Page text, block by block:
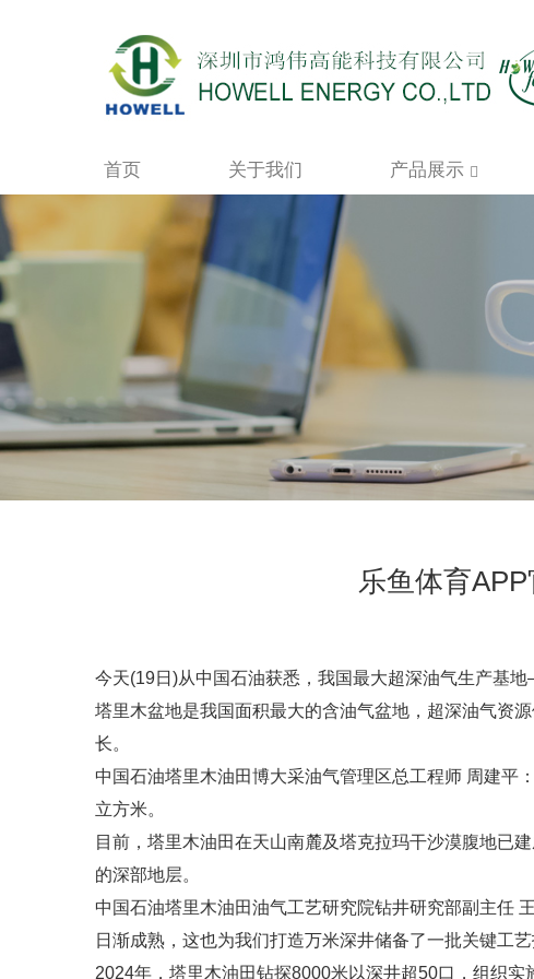
首页 关于我们 产品展示
乐鱼体育
今天(19日)从中国石油获悉，我国最大超深油气生产基
塔里木盆地是我国面积最大的含油气盆地，超深油气资
长。
中国石油塔里木油田博大采油气管理区总工程师 周建平
立方米。
目前，塔里木油田在天山南麓及塔克拉玛干沙漠腹地已
的深部地层。
中国石油塔里木油田油气工艺研究院钻井研究部副主任
日渐成熟，这也为我们打造万米深井储备了一批关键工艺
2024年，塔里木油田钻探8000米以深井超50口，组织